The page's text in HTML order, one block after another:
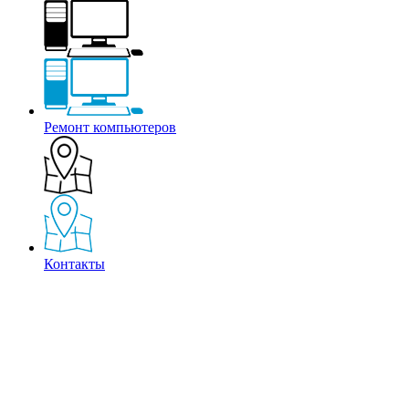
Ремонт компьютеров
Контакты